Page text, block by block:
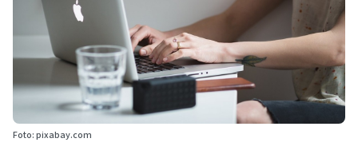
Foto: pixabay.com